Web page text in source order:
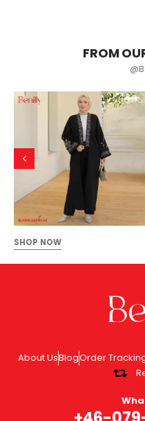
FROM
SHOP NOW
About UsBlogOrder